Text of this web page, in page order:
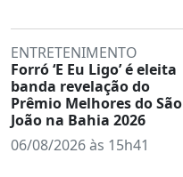
ENTRETENIMENTO
Forró ‘E Eu Ligo’ é eleita
banda revelação do
Prêmio Melhores do São
João na Bahia 2026
06/08/2026 às 15h41